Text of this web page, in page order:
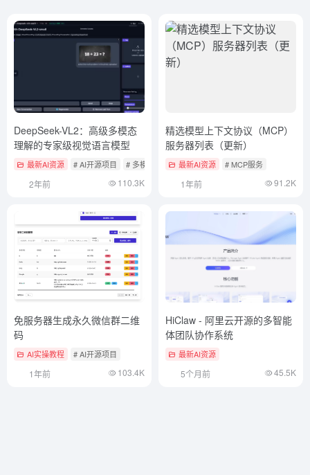
DeepSeek-VL2：高级多模态
理解的专家级视觉语言模型
最新AI资源 # AI开源项目 # 多模态实时互动产品
2年前 110.3K
精选模型上下文协议（MCP）
服务器列表（更新）
最新AI资源 # MCP服务
1年前 91.2K
免服务器生成永久微信群二维
码
AI实操教程 # AI开源项目
1年前 103.4K
HiClaw - 阿里云开源的多智能
体团队协作系统
最新AI资源
5个月前 45.5K